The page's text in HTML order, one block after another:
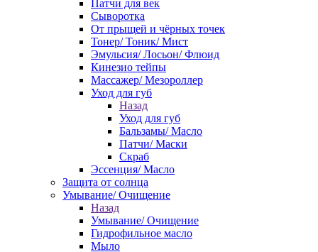
Патчи для век
Сыворотка
От прыщей и чёрных точек
Тонер/ Тоник/ Мист
Эмульсия/ Лосьон/ Флюид
Кинезио тейпы
Массажер/ Мезороллер
Уход для губ
Назад
Уход для губ
Бальзамы/ Масло
Патчи/ Маски
Скраб
Эссенция/ Масло
Защита от солнца
Умывание/ Очищение
Назад
Умывание/ Очищение
Гидрофильное масло
Мыло